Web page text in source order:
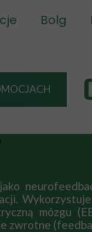
ogniowych
Bio-Energetyki
Życia
Bolg
mózgu
zwrotne
ogniowych
Bio-Energetyki
Życia